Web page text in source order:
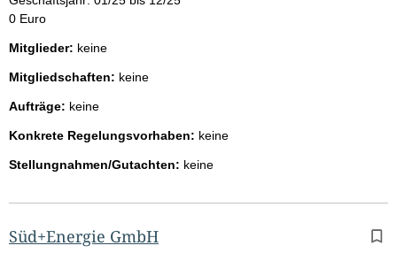
0 Euro
Mitglieder: keine
Mitgliedschaften: keine
Aufträge: keine
Konkrete Regelungsvorhaben: keine
Stellungnahmen/Gutachten: keine
Süd+Energie GmbH